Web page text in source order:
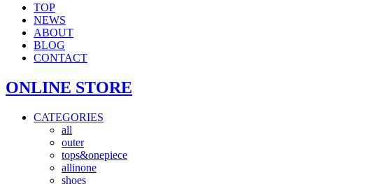
TOP
NEWS
ABOUT
BLOG
CONTACT
ONLINE STORE
CATEGORIES
all
outer
tops&onepiece
allinone
shoes